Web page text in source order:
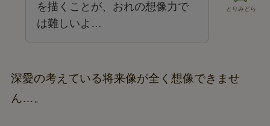
とりみどら
を描くことが、おれの想像力で
は難しいよ…
深愛の考えている将来像が全く想像できませ
ん…。